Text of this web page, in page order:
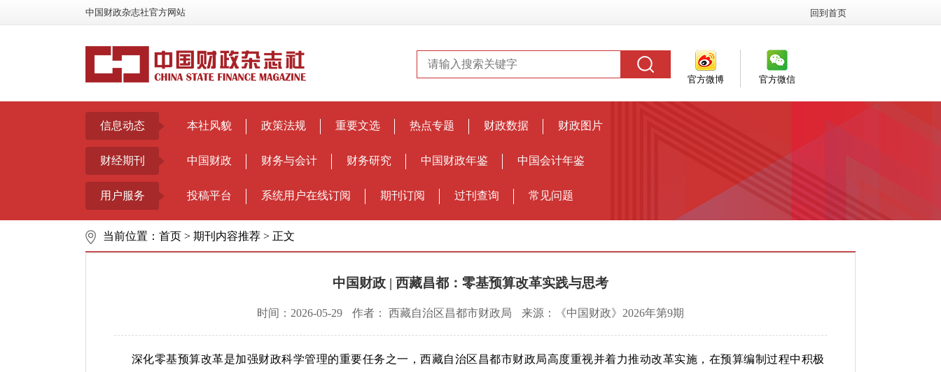
中国财政杂志社官方网站 回到首页
官方微博 官方微信
信息动态 本社风貌 政策法规 重要文选 热点专题 财政数据 财政图片
财经期刊 中国财政 财务与会计 财务研究 中国财政年鉴 中国会计年鉴
用户服务 投稿平台 系统用户在线订阅 期刊订阅 过刊查询 常见问题
当前位置： 首页 > 期刊内容推荐 > 正文
中国财政 | 西藏昌都：零基预算改革实践与思考
时间：2026-05-29 作者： 西藏自治区昌都市财政局 来源：《中国财政》2026年第9期
深化零基预算改革是加强财政科学管理的重要任务之一，西藏自治区昌都市财政局高度重视并着力推动改革实施，在预算编制过程中积极